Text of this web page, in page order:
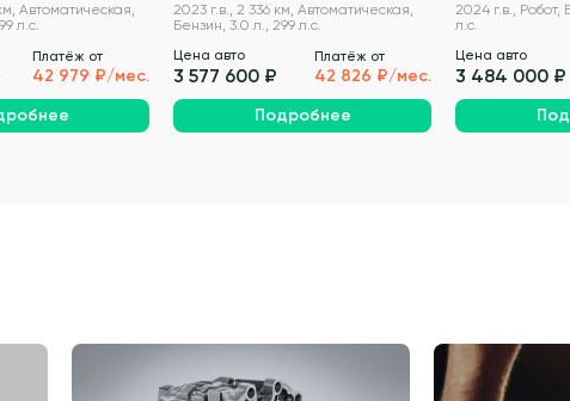
Автоматическая,
л.с.
Платёж от
42 979 ₽/мес.
2023 г.в., 2 336 км, Автоматическая,
Бензин, 3.0 л., 299 л.с.
Цена авто
3 577 600 ₽
Платёж от
42 826 ₽/мес.
Подробнее
2024 г.в., Робот,
л.с.
Цена авто
3 484 000 ₽